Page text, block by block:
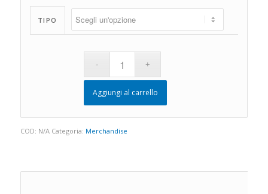
TIPO
Aggiungi al carrello
COD: N/A Categoria: Merchandise